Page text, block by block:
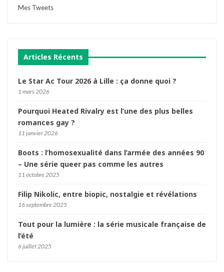
Mes Tweets
Articles Récents
Le Star Ac Tour 2026 à Lille : ça donne quoi ?
1 mars 2026
Pourquoi Heated Rivalry est l’une des plus belles
romances gay ?
11 janvier 2026
Boots : l’homosexualité dans l’armée des années 90
– Une série queer pas comme les autres
11 octobre 2025
Filip Nikolic, entre biopic, nostalgie et révélations
16 septembre 2025
Tout pour la lumière : la série musicale française de
l’été
6 juillet 2025